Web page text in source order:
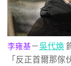
李雍基－吳代煥
「反正首爾那傢